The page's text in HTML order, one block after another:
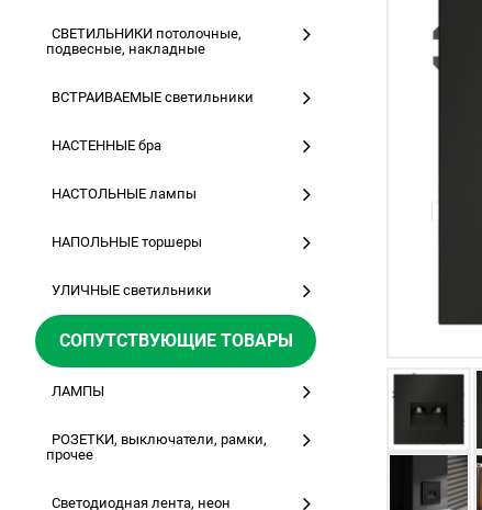
СВЕТИЛЬНИКИ потолочные,
подвесные, накладные
ВСТРАИВАЕМЫЕ светильники
НАСТЕННЫЕ бра
НАСТОЛЬНЫЕ лампы
НАПОЛЬНЫЕ торшеры
УЛИЧНЫЕ светильники
СОПУТСТВУЮЩИЕ ТОВАРЫ
ЛАМПЫ
РОЗЕТКИ, выключатели, рамки,
прочее
Светодиодная лента, неон